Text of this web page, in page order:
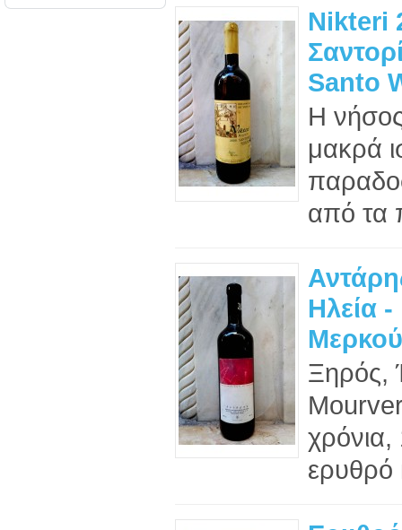
Nikteri
Santo
Η
μακρά
από τα
Ηλεία -
Ξηρός,
ερυθρό